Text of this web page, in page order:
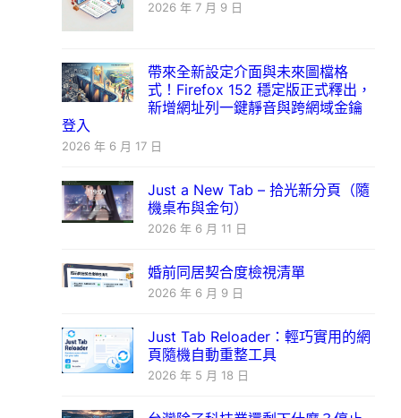
2026 年 7 月 9 日
帶來全新設定介面與未來圖檔格
式！Firefox 152 穩定版正式釋出，
新增網址列一鍵靜音與跨網域金鑰
登入
2026 年 6 月 17 日
Just a New Tab – 拾光新分頁（隨
機桌布與金句）
2026 年 6 月 11 日
婚前同居契合度檢視清單
2026 年 6 月 9 日
Just Tab Reloader：輕巧實用的網
頁隨機自動重整工具
2026 年 5 月 18 日